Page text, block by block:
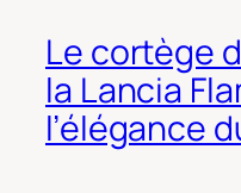
Le cortège
la Lancia
l’élégance